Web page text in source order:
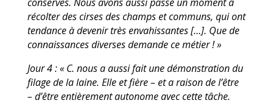
récolter des cirses des champs et communs, qui ont
tendance à devenir très envahissantes […]. Que de
connaissances diverses demande cemétier ! »
Jour 4 : « C. nous a aussi fait une démonstration du
filage de la laine. Elle et fière – et a raisonde l’être
– d’être entièrement autonome avec cette tâche.